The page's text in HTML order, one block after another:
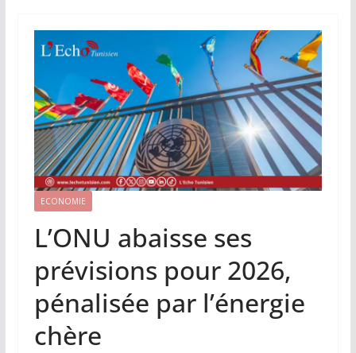
ECONOMIE
L’ONU abaisse ses
prévisions pour 2026,
pénalisée par l’énergie
chère